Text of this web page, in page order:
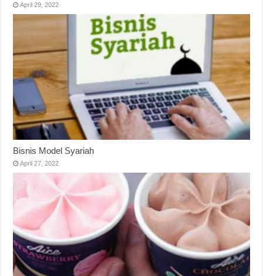
April 29, 2022
Bisnis Model Syariah
April 27, 2022